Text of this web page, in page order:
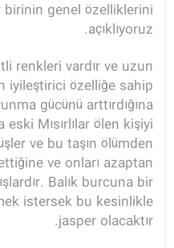
birinin genel özelliklerini
açıklıyoruz.
renkleri vardır ve uzun
iyileştirici özelliğe sahip
gücünü arttırdığına
eski Mısırlılar ölen kişiyi
ve bu taşın ölümden
ve onları azaptan
Balık burcuna bir
istersek bu kesinlikle
jasper olacaktır.